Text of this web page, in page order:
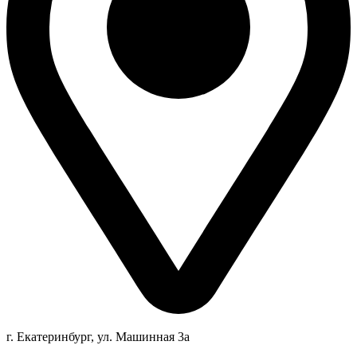
г. Екатеринбург, ул. Машинная 3а